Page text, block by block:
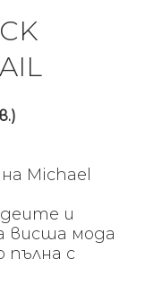
е:
64 €
(125.86
лв.).
Michael
и
висша мода
пълна с